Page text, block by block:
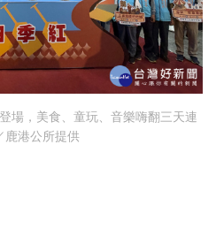
場，美食、童玩、音樂嗨翻三天連
鹿港公所提供